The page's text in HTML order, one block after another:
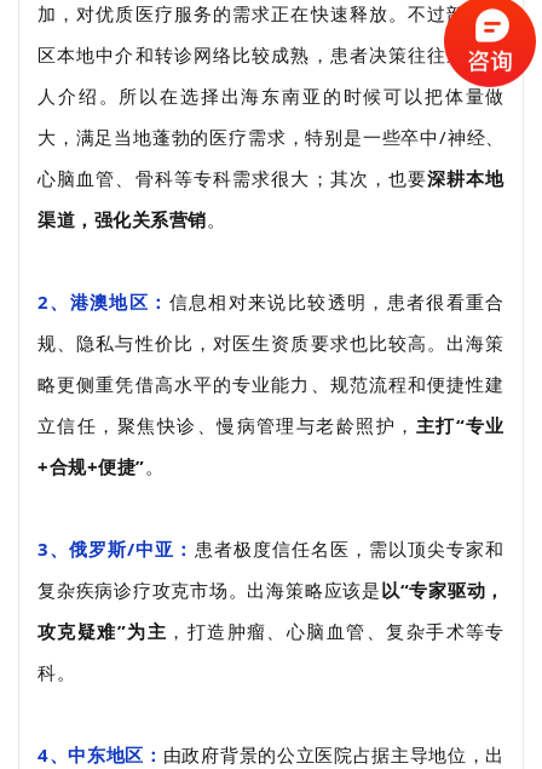
加，对优质医疗服务的需求正在快速释放。不过部分地
区本地中介和转诊网络比较成熟，患者决策往往通过熟
人介绍。所以在选择出海东南亚的时候可以把体量做
大，满足当地蓬勃的医疗需求，特别是一些卒中/神经、
心脑血管、骨科等专科需求很大；其次，也要深耕本地
渠道，强化关系营销。
2、港澳地区： 信息相对来说比较透明，患者很看重合
规、隐私与性价比，对医生资质要求也比较高。出海策
略更侧重凭借高水平的专业能力、规范流程和便捷性建
立信任，聚焦快诊、慢病管理与老龄照护， 主打“专业
+合规+便捷”。
3、俄罗斯/中亚： 患者极度信任名医，需以顶尖专家和
复杂疾病诊疗攻克市场。出海策略应该是以“专家驱动，
攻克疑难”为主 ，打造肿瘤、心脑血管、复杂手术等专
科。
4、中东地区： 由政府背景的公立医院占据主导地位，出